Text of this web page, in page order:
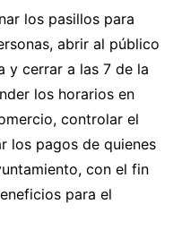
los pasillos para
abrir al público
y cerrar a las 7 de la
los horarios en
controlar el
los pagos de quienes
con el fin
para el